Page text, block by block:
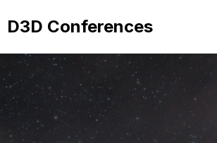
D3D Conferences